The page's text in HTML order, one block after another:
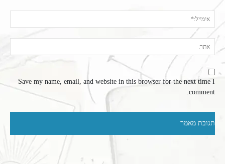
Save my name, email, and website in this browser for the next time I
comment.